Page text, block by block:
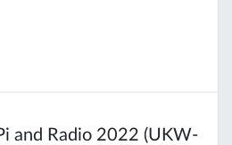
and Radio 2022 (UKW-